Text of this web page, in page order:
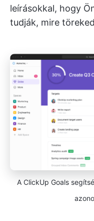
leírásokkal, hogy
tudják, mire
A ClickUp Goals